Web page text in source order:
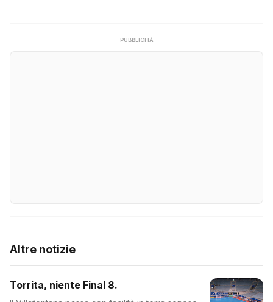
PUBBLICITÀ
Altre notizie
Torrita, niente Final 8.